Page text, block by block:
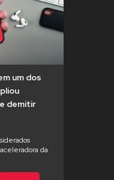
um dos
demitir
da